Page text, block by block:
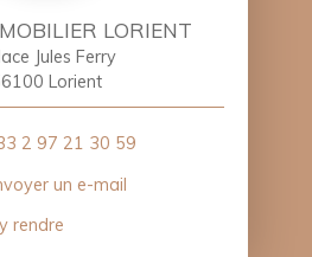
LORIENT
Jules Ferry
Lorient
2 97 21 30 59
un e-mail
rendre